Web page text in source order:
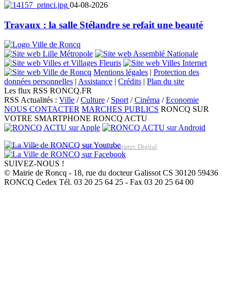
04-08-2026
Travaux : la salle Stélandre se refait une beauté
Mentions légales | Protection des
données personnelles | Assistance | Crédits | Plan du site
Les flux RSS RONCQ.FR
RSS Actualités : Ville /Culture / Sport/Cinéma /Economie
NOUS CONTACTER MARCHES PUBLICS RONCQ SUR
VOTRE SMARTPHONE RONCQ ACTU
Réalisation du site: Agence Web Lille Promatec Digital
SUIVEZ-NOUS !
© Mairie de Roncq - 18, rue du docteur Galissot CS 30120 59436
RONCQ Cedex Tél. 03 20 25 64 25 - Fax 03 20 25 64 00